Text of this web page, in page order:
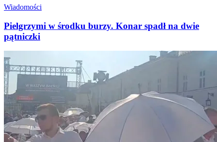
Wiadomości
Pielgrzymi w środku burzy. Konar spadł na dwie
pątniczki